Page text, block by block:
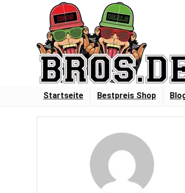
Startseite Bestpreis Shop